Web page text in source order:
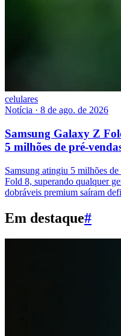
celulares
Notícia · 8 de ago. de 2026
Samsung Galaxy Z
5 milhões de pré-
Samsung atingiu 5 milhões
Fold 8, superando qualquer
dobráveis premium saíram
Em destaque#